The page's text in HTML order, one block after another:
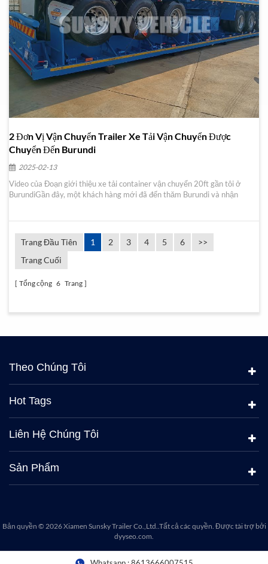
2 Đơn Vị Vận Chuyển Trailer Xe Tải Vận Chuyển Được
Chuyển Đến Burundi
2025-02-13
Video của Đoạn giới thiệu xe tải container vận chuyển 20ft gần tôi ở
BurundiGần đây, một khách hàng mới đã đến thăm Burundi và nhận
Trang Đầu Tiên 1 2 3 4 5 6
>>
Trang Cuối
Tổng cộng 6 Trang
Theo Chúng Tôi
Hot Tags
Liên Hệ Chúng Tôi
Sản Phẩm
Bản quyền © 2026 Xiamen Sunsky Trailer Co.,Ltd..Tất cả các quyền. Được tài trợ bởi
dyyseo.com